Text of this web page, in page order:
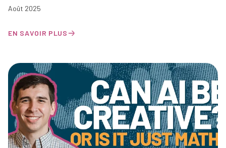
Août 2025
EN SAVOIR PLUS